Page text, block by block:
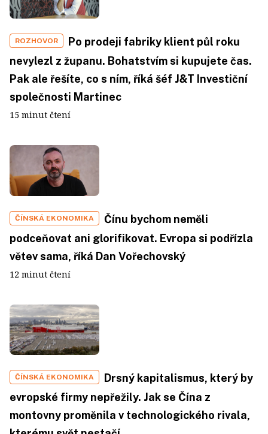
ROZHOVOR
Po prodeji fabriky klient půl roku
nevylezl z županu. Bohatstvím si kupujete čas.
Pak ale řešíte, co s ním, říká šéf J&T Investiční
společnosti Martinec
15 minut čtení
ČÍNSKÁ EKONOMIKA
Čínu bychom neměli
podceňovat ani glorifikovat. Evropa si podřízla
větev sama, říká Dan Vořechovský
12 minut čtení
ČÍNSKÁ EKONOMIKA
Drsný kapitalismus, který by
evropské firmy nepřežily. Jak se Čína z
montovny proměnila v technologického rivala,